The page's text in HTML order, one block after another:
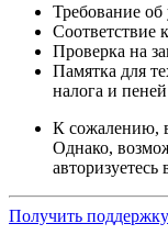
Требование об
Соответствие
Проверка на
Памятка для
налога и пеней
К сожалению,
Однако,
авторизуетесь
Получить поддержку